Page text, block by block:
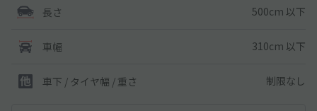
長さ 500cm 以下
車幅 310cm 以下
車下 / タイヤ幅 / 重さ 制限なし